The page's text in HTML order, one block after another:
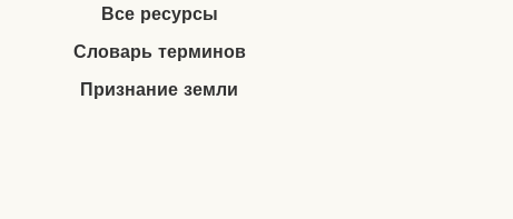
Все ресурсы
Словарь терминов
Признание земли